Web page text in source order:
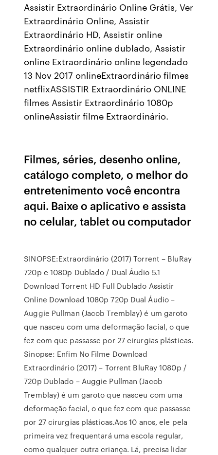
Assistir Extraordinário Online Grátis, Ver
Extraordinário Online, Assistir
Extraordinário HD, Assistir online
Extraordinário online dublado, Assistir
online Extraordinário online legendado
13 Nov 2017 onlineExtraordinário filmes
netflixASSISTIR Extraordinário ONLINE
filmes Assistir Extraordinário 1080p
onlineAssistir filme Extraordinário.
Filmes, séries, desenho online,
catálogo completo, o melhor do
entretenimento você encontra
aqui. Baixe o aplicativo e assista
no celular, tablet ou computador
SINOPSE:Extraordinário (2017) Torrent – BluRay
720p e 1080p Dublado / Dual Áudio 5.1
Download Torrent HD Full Dublado Assistir
Online Download 1080p 720p Dual Áudio –
Auggie Pullman (Jacob Tremblay) é um garoto
que nasceu com uma deformação facial, o que
fez com que passasse por 27 cirurgias plásticas.
Sinopse: Enfim No Filme Download
Extraordinário (2017) – Torrent BluRay 1080p /
720p Dublado – Auggie Pullman (Jacob
Tremblay) é um garoto que nasceu com uma
deformação facial, o que fez com que passasse
por 27 cirurgias plásticas.Aos 10 anos, ele pela
primeira vez frequentará uma escola regular,
como qualquer outra criança. Lá, precisa lidar